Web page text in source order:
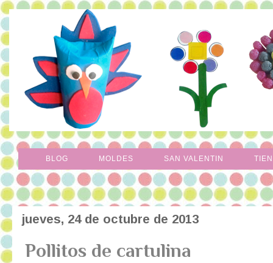
BLOG MOLDES SAN VALENTIN
jueves, 24 de octubre de 2013
Pollitos de cartulina